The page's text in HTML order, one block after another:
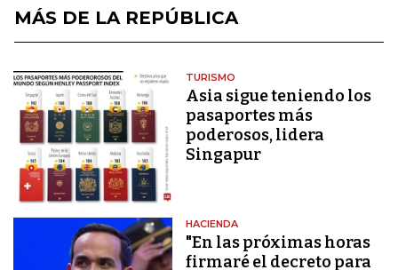
MÁS DE LA REPÚBLICA
TURISMO
Asia sigue teniendo los
pasaportes más
poderosos, lidera
Singapur
HACIENDA
"En las próximas horas
firmaré el decreto para